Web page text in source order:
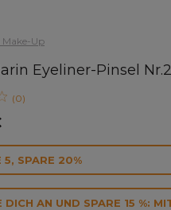
Make-Up
Eyeliner-Pinsel Nr.2
(0)
5, SPARE 20%
DICH AN UND SPARE 15 %: